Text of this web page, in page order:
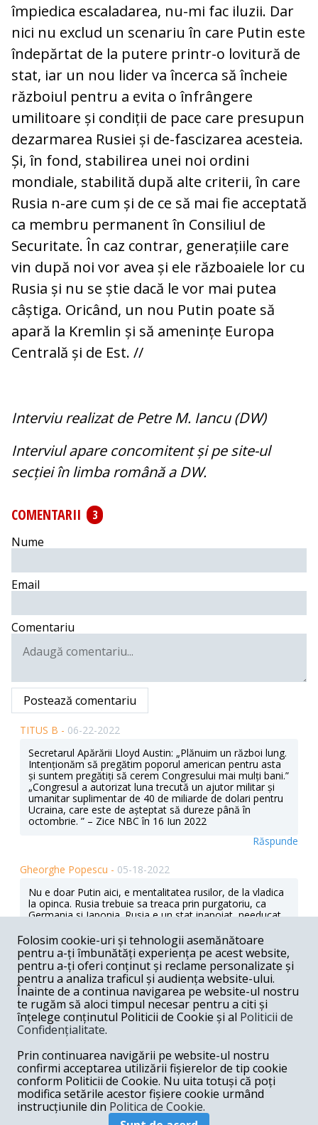
împiedica escaladarea, nu-mi fac iluzii. Dar
nici nu exclud un scenariu în care Putin este
îndepărtat de la putere printr-o lovitură de
stat, iar un nou lider va încerca să încheie
războiul pentru a evita o înfrângere
umilitoare și condiții de pace care presupun
dezarmarea Rusiei și de-fascizarea acesteia.
Și, în fond, stabilirea unei noi ordini
mondiale, stabilită după alte criterii, în care
Rusia n-are cum și de ce să mai fie acceptată
ca membru permanent în Consiliul de
Securitate. În caz contrar, generațiile care
vin după noi vor avea și ele războaiele lor cu
Rusia și nu se știe dacă le vor mai putea
câștiga. Oricând, un nou Putin poate să
apară la Kremlin și să amenințe Europa
Centrală și de Est. //
Interviu realizat de Petre M. Iancu (DW)
Interviul apare concomitent și pe site-ul
secției în limba română a DW.
COMENTARII
3
Nume
Email
Comentariu
Postează comentariu
TITUS B - 06-22-2022
Secretarul Apărării Lloyd Austin: „Plănuim un război lung.
Intenționăm să pregătim poporul american pentru asta
și suntem pregătiți să cerem Congresului mai mulți bani.”
„Congresul a autorizat luna trecută un ajutor militar și
umanitar suplimentar de 40 de miliarde de dolari pentru
Ucraina, care este de așteptat să dureze până în
octombrie. ” – Zice NBC în 16 Iun 2022
Răspunde
Gheorghe Popescu - 05-18-2022
Nu e doar Putin aici, e mentalitatea rusilor, de la vladica
la opinca. Rusia trebuie sa treaca prin purgatoriu, ca
Germania si Japonia. Rusia e un stat inapoiat, needucat,
e doar o curvistina de mahala. Se lauda cu o serie de
scriitori si compozitori, dar vremurile alea sint de mult
apuse. Rusul si rusoaica de azi sint doar niste fitosi cu
fumuri. Ma uit la sportivii rusi de azi (care sint
ambasadori ai tarii lor) si nu vad decit brute obraznice cu
aere de conducatori. Ii felicit pe englezi ca i-au dat afara
de la Wimbledon pe tensmenii rusi. Rusii nu merita sa
faca parte din nici o elita, de nici un fel.
Iancu Adrian -05-18-2022
Putin se comportă ca un interlop in piața Obor in ani 90"
...
Folosim cookie-uri și tehnologii asemănătoare
pentru a-ți îmbunătăți experiența pe acest website,
pentru a-ți oferi conținut și reclame personalizate și
pentru a analiza traficul și audiența website-ului.
Înainte de a continua navigarea pe website-ul nostru
te rugăm să aloci timpul necesar pentru a citi și
înțelege conținutul Politicii de Cookie și al Politicii de
Confidențialitate.
Prin continuarea navigării pe website-ul nostru
confirmi acceptarea utilizării fișierelor de tip cookie
conform Politicii de Cookie. Nu uita totuși că poți
modifica setările acestor fișiere cookie urmând
instrucțiunile din Politica de Cookie.